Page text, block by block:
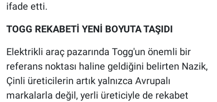
ifade etti.
TOGG REKABETİ YENİ BOYUTA TAŞIDI
Elektrikli araç pazarında Togg'un önemli bir
referans noktası haline geldiğini belirten Nazik,
Çinli üreticilerin artık yalnızca Avrupalı
markalarla değil, yerli üreticiyle de rekabet